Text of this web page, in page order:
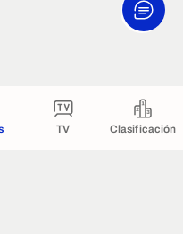
TV Clasificación